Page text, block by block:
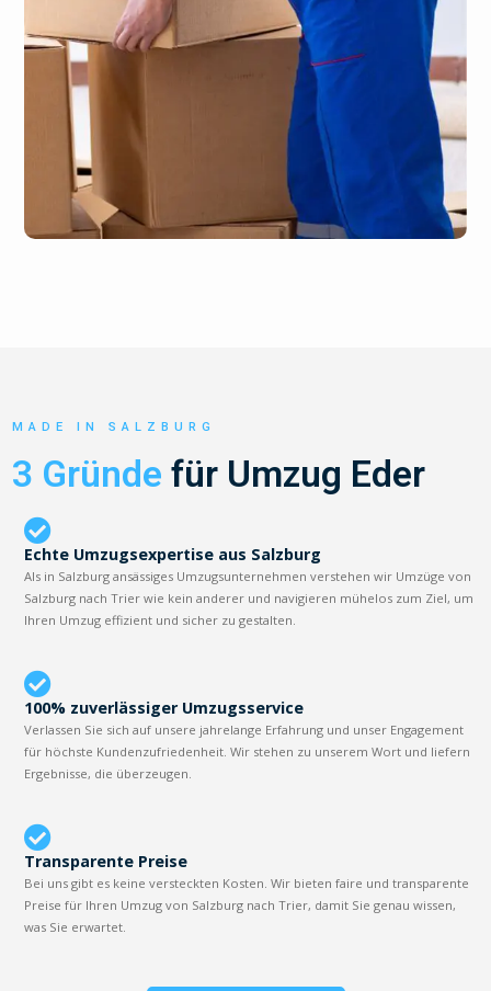
MADE IN SALZBURG
3 Gründe für Umzug Eder
Echte Umzugsexpertise aus Salzburg
Als in Salzburg ansässiges Umzugsunternehmen verstehen wir Umzüge von
Salzburg nach Trier wie kein anderer und navigieren mühelos zum Ziel, um
Ihren Umzug effizient und sicher zu gestalten.
100% zuverlässiger Umzugsservice
Verlassen Sie sich auf unsere jahrelange Erfahrung und unser Engagement
für höchste Kundenzufriedenheit. Wir stehen zu unserem Wort und liefern
Ergebnisse, die überzeugen.
Transparente Preise
Bei uns gibt es keine versteckten Kosten. Wir bieten faire und transparente
Preise für Ihren Umzug von Salzburg nach Trier, damit Sie genau wissen,
was Sie erwartet.